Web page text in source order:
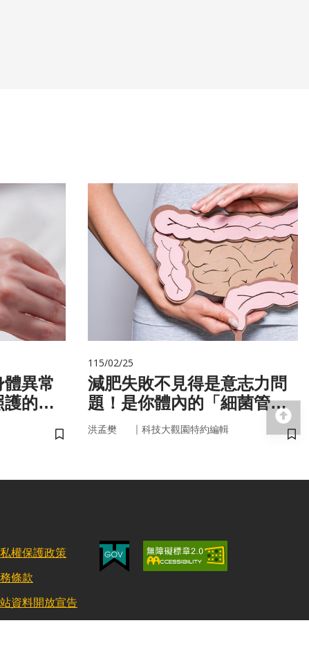
異常
的未
儲存書籤
115/02/25
減肥失敗不見得是意志力問
題！是你體內的「細菌管
家」在幫你囤油
洪孟樊 ｜ 科技大觀園特約編輯
儲
權保護政策
條款
資料開放宣告
回